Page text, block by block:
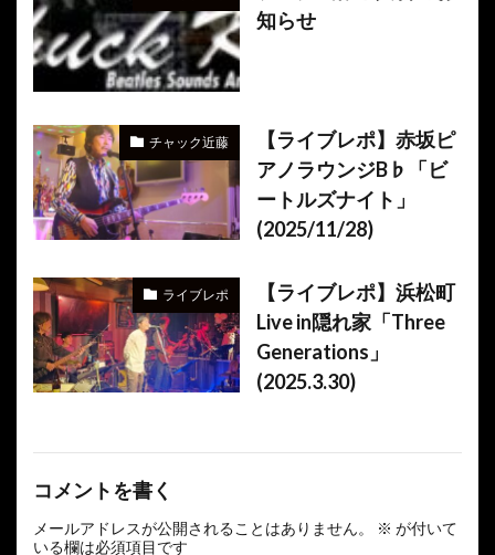
知らせ
チャック近藤
【ライブレポ】赤坂ピ
アノラウンジB♭「ビ
ートルズナイト」
(2025/11/28)
ライブレポ
【ライブレポ】浜松町
Live in隠れ家「Three
Generations」
(2025.3.30)
コメントを書く
メールアドレスが公開されることはありません。 ※ が付いて
いる欄は必須項目です